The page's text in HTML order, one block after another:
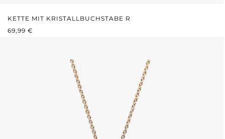
KETTE MIT KRISTALLBUCHSTABE R
REGULÄRER PREIS:
69,99 €